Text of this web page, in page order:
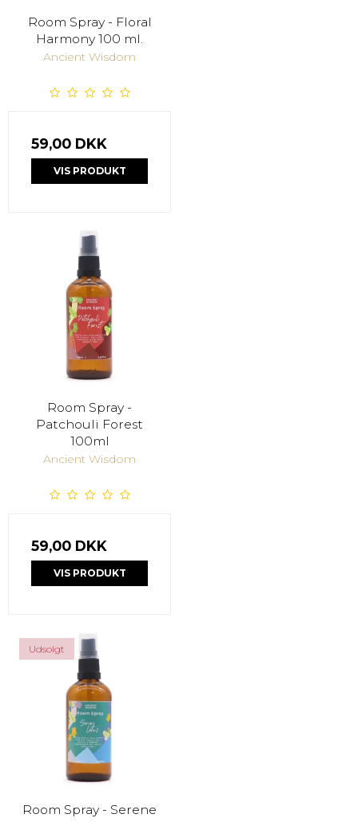
Room Spray - Floral
Harmony 100 ml.
Ancient Wisdom
59,00 DKK
VIS PRODUKT
Room Spray -
Patchouli Forest
100ml
Ancient Wisdom
59,00 DKK
VIS PRODUKT
Udsolgt
Room Spray - Serene